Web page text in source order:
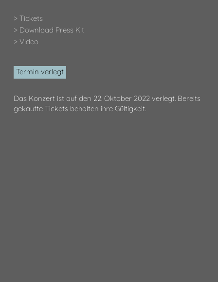
> Tickets
> Download Press Kit
> Video
Termin verlegt
Das Konzert ist auf den 22. Oktober 2022 verlegt. Bereits
gekaufte Tickets behalten ihre Gültigkeit.